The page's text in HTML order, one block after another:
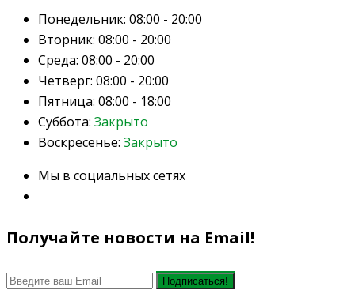
Понедельник: 08:00 - 20:00
Вторник: 08:00 - 20:00
Среда: 08:00 - 20:00
Четверг: 08:00 - 20:00
Пятница: 08:00 - 18:00
Суббота: Закрыто
Воскресенье: Закрыто
Мы в социальных сетях
Получайте новости на Email!